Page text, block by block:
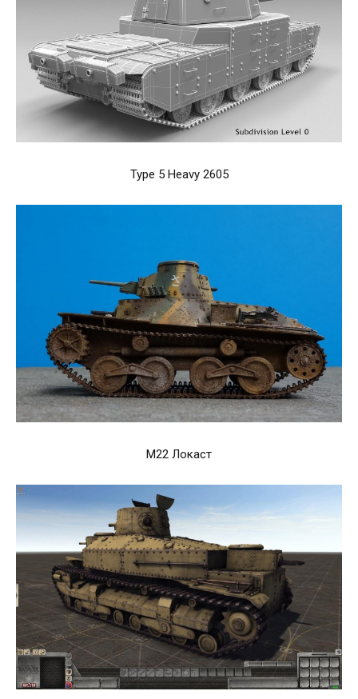
Type 5 Heavy 2605
M22 Локаст